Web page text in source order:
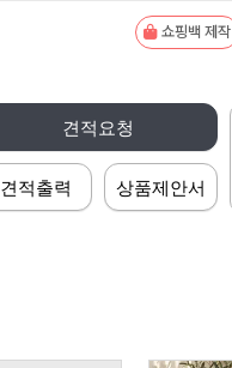
쇼핑백 제작
견적요청
견적출력 상품제안서